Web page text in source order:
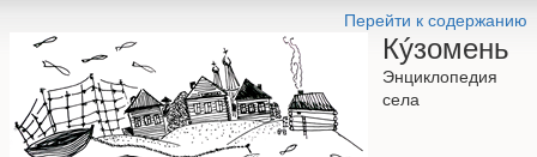
Перейти к содержанию
Кýзомень
Энциклопедия
села